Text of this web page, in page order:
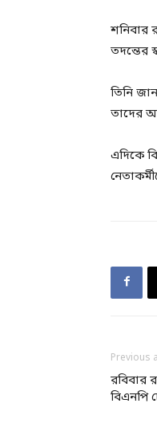
শনিবার
তদন্তের
তিনি
তাদের
এদিকে
Previous
রবিবার
বিএনপি